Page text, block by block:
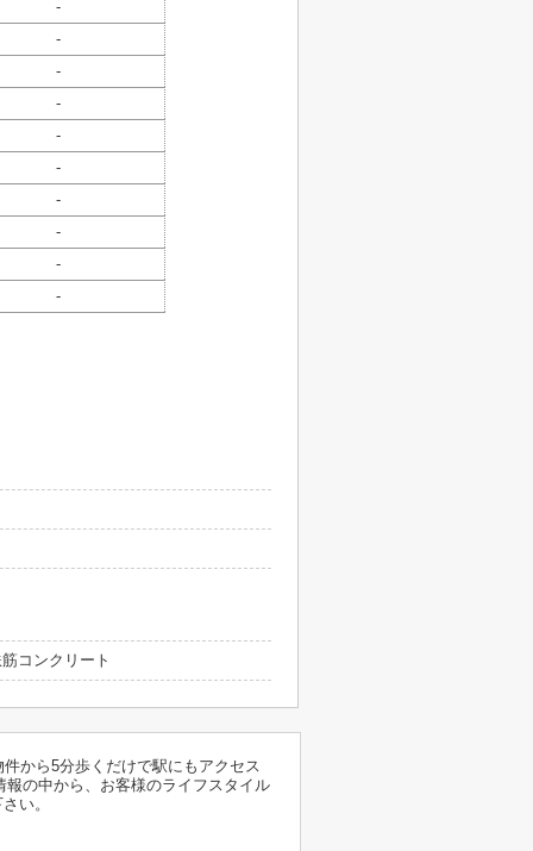
-
-
-
-
-
-
-
-
-
-
コンクリート
から5分歩くだけで駅にもアクセス
の中から、お客様のライフスタイル
い。